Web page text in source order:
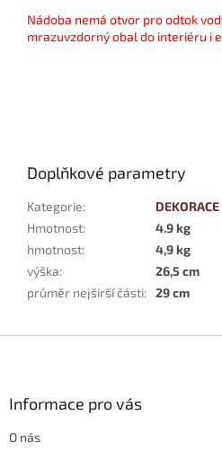
Nádoba nemá otvor pro odtok
mrazuvzdorný obal do interiéru i
Doplňkové parametry
Kategorie:
DEKORACE
Hmotnost:
4.9 kg
hmotnost:
4,9 kg
výška:
26,5 cm
průměr nejširší části: 29 cm
Informace pro vás
O nás